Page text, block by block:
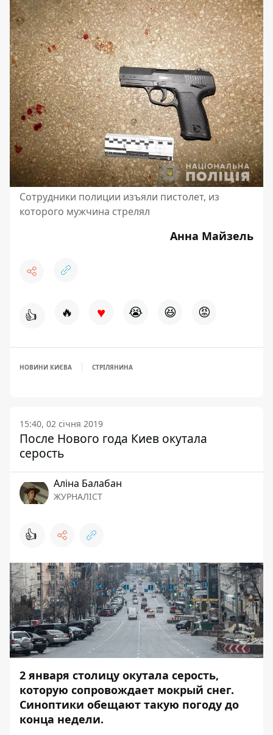
Сотрудники полиции изъяли пистолет, из
которого мужчина стрелял
Анна Майзель
👍 🔥 ♥ 😭 😆 😡
НОВИНИ КИЄВА СТРІЛЯНИНА
15:40, 02 січня 2019
После Нового года Киев окутала
серость
Аліна Балабан
ЖУРНАЛІСТ
👍
2 января столицу окутала серость,
которую сопровождает мокрый снег.
Синоптики обещают такую погоду до
конца недели.